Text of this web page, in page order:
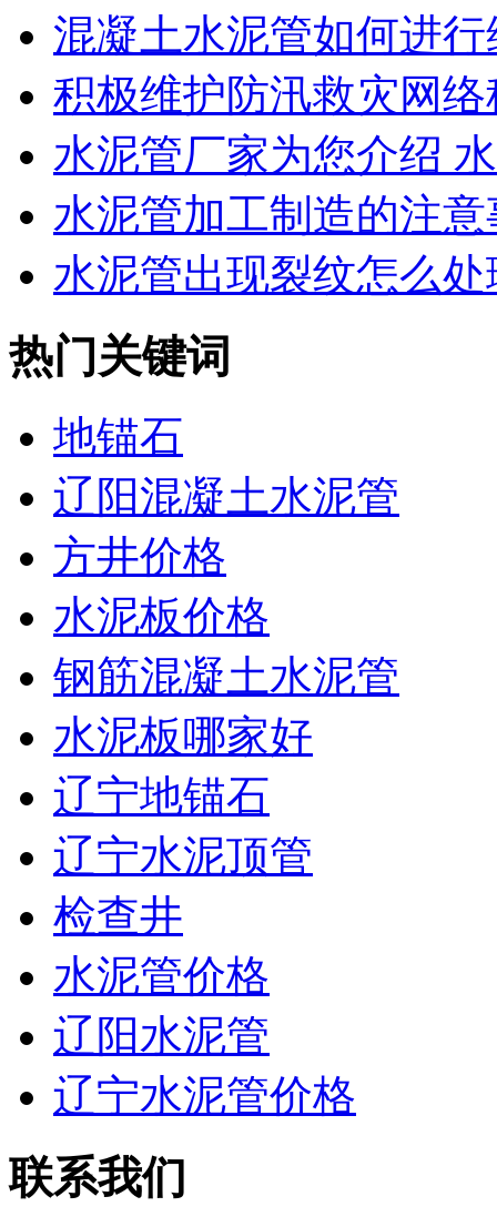
混凝土水泥管如何进行
积极维护防汛救灾网络
水泥管厂家为您介绍
水泥管加工制造的注意
水泥管出现裂纹怎么处
热门关键词
地锚石
辽阳混凝土水泥管
方井价格
水泥板价格
钢筋混凝土水泥管
水泥板哪家好
辽宁地锚石
辽宁水泥顶管
检查井
水泥管价格
辽阳水泥管
辽宁水泥管价格
联系我们